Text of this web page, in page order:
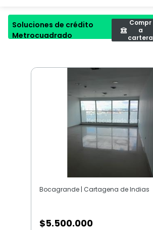
Soluciones de crédito
Metrocuadrado
Compr
a
cartera
Bocagrande | Cartagena de Indias
$5.500.000